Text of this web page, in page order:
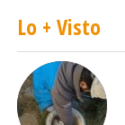
Lo + Visto